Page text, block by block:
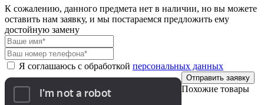
К сожалению, данного предмета нет в наличии, но вы можете
оставить нам заявку, и мы постараемся предложить ему
достойную замену
Я соглашаюсь с обработкой персональных данных
Отправить заявку
Похожие товары